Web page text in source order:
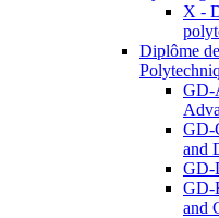
X -
Diplôme
GD-
GD-
and
GD-
GD-
and